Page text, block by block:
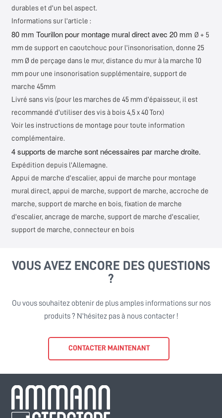
durables et d'un bel aspect.
Informations sur l'article :
80 mm Tourillon pour montage mural direct avec 20 mm Ø + 5
mm de support en caoutchouc pour l'insonorisation, donne 25
mm Ø de perçage dans le mur, distance du mur à la marche 10
mm pour une insonorisation supplémentaire, support de
marche 45mm
Livré sans vis (pour les marches de 45 mm d'épaisseur, il est
recommandé d'utiliser des vis à bois 4,5 x 40 Torx)
Voir les instructions de montage pour toute information
complémentaire.
4 supports de marche sont nécessaires par marche droite.
Expédition depuis l'Allemagne.
Appui de marche d'escalier, appui de marche pour montage
mural direct, appui de marche, support de marche, accroche de
marche, support de marche en bois, fixation de marche
d'escalier, ancrage de marche, support de marche d'escalier,
support de marche, connecteur en bois
VOUS AVEZ ENCORE DES QUESTIONS
?
Ou vous souhaitez obtenir de plus amples informations sur nos
produits ? N'hésitez pas à nous contacter !
CONTACTER MAINTENANT